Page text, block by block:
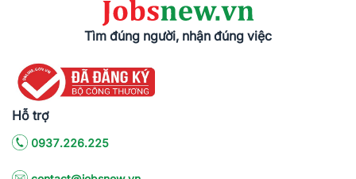
Tìm đúng người, nhận đúng việc
Hỗ trợ
0937.226.225